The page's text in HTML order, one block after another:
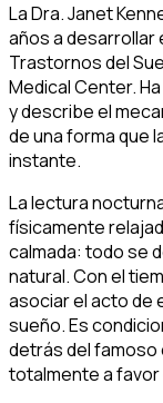
La Dra. Janet
años a desarrollar
Trastornos del
Medical Center.
y describe el
de una forma que
instante.
La lectura
físicamente
calmada: todo se
natural. Con el
asociar el acto de
sueño. Es
detrás del famoso
totalmente a favor